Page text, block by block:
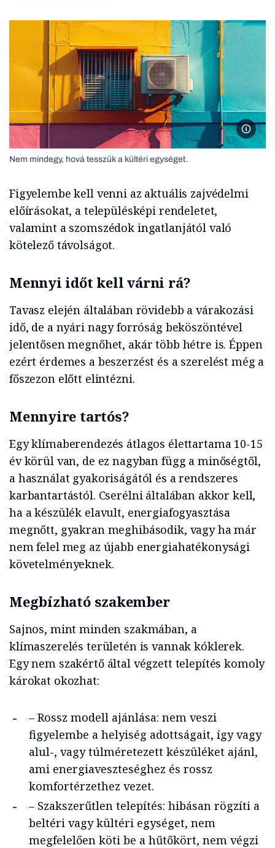
Nem
Nem mindegy, hová tesszük a kültéri egységet.
Figyelembe kell venni az aktuális zajvédelmi
előírásokat, a településképi rendeletet,
valamint a szomszédok ingatlanjától való
kötelező távolságot.
Mennyi időt kell várni rá?
Tavasz elején általában rövidebb a várakozási
idő, de a nyári nagy forróság beköszöntével
jelentősen megnőhet, akár több hétre is. Éppen
ezért érdemes a beszerzést és a szerelést még a
főszezon előtt elintézni.
Mennyire tartós?
Egy klímaberendezés átlagos élettartama 10-15
év körül van, de ez nagyban függ a minőségtől,
a használat gyakoriságától és a rendszeres
karbantartástól. Cserélni általában akkor kell,
ha a készülék elavult, energiafogyasztása
megnőtt, gyakran meghibásodik, vagy ha már
nem felel meg az újabb energiahatékonysági
követelményeknek.
Megbízható szakember
Sajnos, mint minden szakmában, a
klímaszerelés területén is vannak kóklerek.
Egy nem szakértő által végzett telepítés komoly
károkat okozhat:
– Rossz modell ajánlása: nem veszi
figyelembe a helyiség adottságait, így vagy
alul-, vagy túlméretezett készüléket ajánl,
ami energiaveszteséghez és rossz
komfortérzethez vezet.
– Szakszerűtlen telepítés: hibásan rögzíti a
beltéri vagy kültéri egységet, nem
megfelelően köti be a hűtőkört, nem végzi